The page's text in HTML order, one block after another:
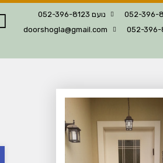
נועם 052-396-8123
doorshogla@gmail.com